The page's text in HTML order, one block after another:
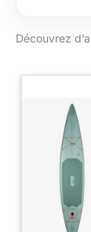
Découvrez